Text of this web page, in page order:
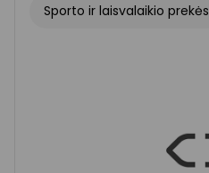
Sporto ir laisvalaikio prekės